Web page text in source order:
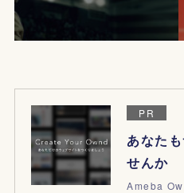
PR
あなた
せんか
Ameba